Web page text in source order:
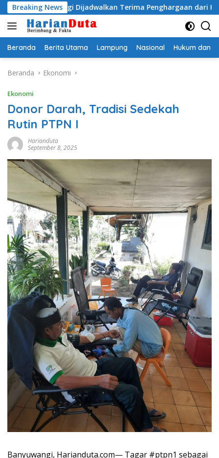
Langsung
ke
konten
Breaking News
Egi Dijadwalkan Terima Penghargaan dari HKBP
Beranda Berita Utama Lampung Nasional Hukum dan
Beranda Ekonomi
Ekonomi
Donor Darah, Tradisi Sedekah
Rutin PTPN I
Harianduta
September 8, 2025
Banyuwangi, Harianduta.com— Tagar #ptpn1 sebagai